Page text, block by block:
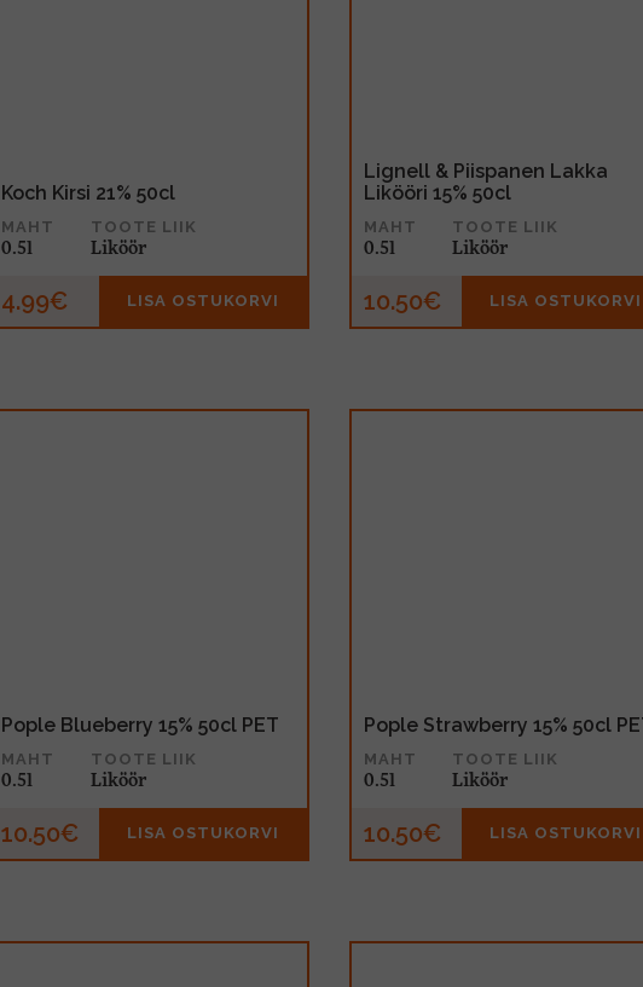
Koch Kirsi 21% 50cl
MAHT
0.5l
TOOTE LIIK
Liköör
4.99€ LISA OSTUKORVI
Lignell & Piispanen Lakka
Likööri 15% 50cl
MAHT
0.5l
TOOTE LIIK
Liköör
10.50€ LISA OSTUKORVI
Pople Blueberry 15% 50cl PET
MAHT
0.5l
TOOTE LIIK
Liköör
10.50€ LISA OSTUKORVI
Pople Strawberry 15% 50cl
MAHT
0.5l
TOOTE LIIK
Liköör
10.50€ LISA OSTUKORVI